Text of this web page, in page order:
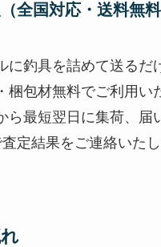
全国対応・送料無料
に釣具を詰めて送るだ
梱包材無料でご利用い
ら最短翌日に集荷、届
定結果をご連絡いたし